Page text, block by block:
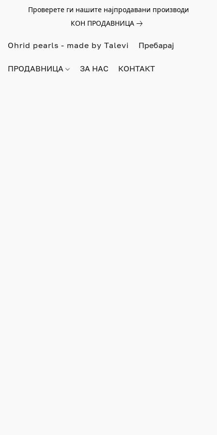
Проверете ги нашите најпродавани производи
КОН ПРОДАВНИЦА
Ohrid pearls - made by Talevi
ПРОДАВНИЦА ЗА НАС КОНТАКТ